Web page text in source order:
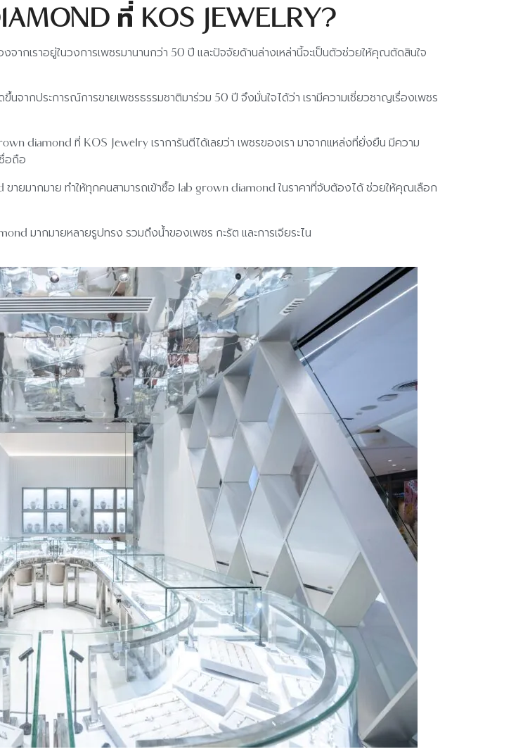
ที่ KOS JEWELRY?
กเราอยู่ในวงการเพชรมานานกว่า 50 ปี และปัจจัยด้านล่างเหล่านี้จะเป็นตัวช่วยให้คุณตัดสินใจ
ขึ้นจากประการณ์การขายเพชรธรรมชาติมาร่วม 50 ปี จึงมั่นใจได้ว่า เรามีความเชี่ยวชาญเรื่องเพชร
diamond ที่ KOS Jewelry เราการันตีได้เลยว่า เพชรของเรา มาจากแหล่งที่ยั่งยืน มีความ
อถือ
ายมากมาย ทำให้ทุกคนสามารถเข้าซื้อ lab grown diamond ในราคาที่จับต้องได้ ช่วยให้คุณเลือก
มากมายหลายรูปทรง รวมถึงน้ำของเพชร กะรัต และการเจียระไน